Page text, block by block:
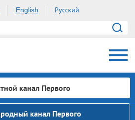
English Русский
канал Первого
канал Первого